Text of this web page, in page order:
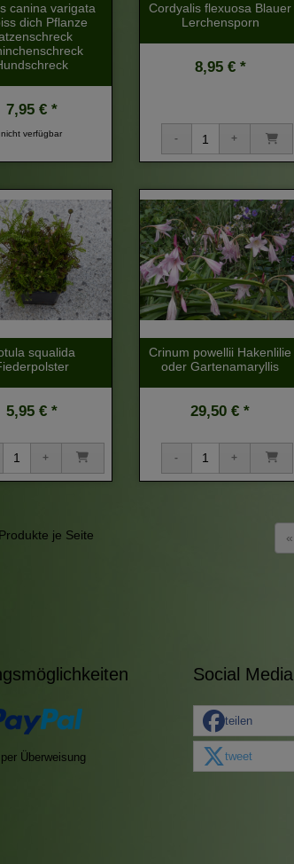
canina varigata
dich Pflanze
7,95 € *
nicht verfügbar
Cordyalis flexuosa Blauer
Lerchensporn
8,95 € *
squalida
5,95 € *
Crinum powellii Hakenlilie
oder Gartenamaryllis
29,50 € *
Produkte je Seite «
Überweisung
Social Media
teilen
tweet